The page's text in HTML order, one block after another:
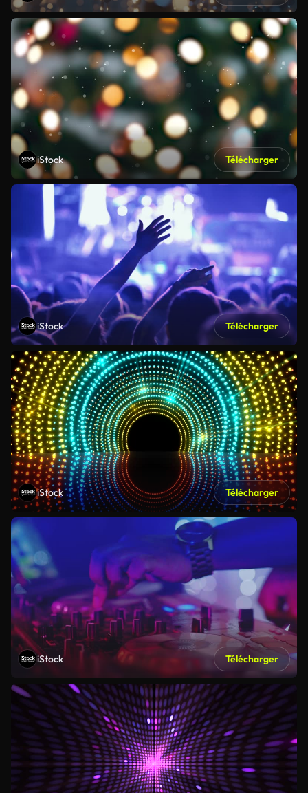
iStock Télécharger
iStock Télécharger
iStock Télécharger
iStock Télécharger